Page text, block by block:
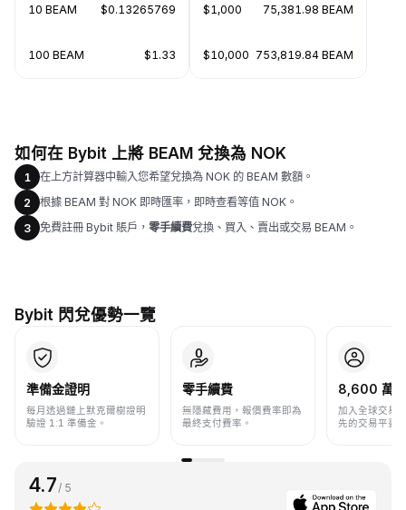
10 BEAM $0.13265769
100 BEAM $1.33
$1,000 75,381.98 BEAM
$10,000 753,819.84 BEAM
如何在 Bybit 上將 BEAM 兌換為 NOK
1
在上方計算器中輸入您希望兌換為 NOK 的 BEAM 數額。
2
根據 BEAM 對 NOK 即時匯率，即時查看等值 NOK。
3
免費註冊 Bybit 賬戶， 零手續費兌換、買入、賣出或交易 BEAM。
Bybit 閃兌優勢一覽
準備金證明
每月透過鏈上默克爾樹證明
驗證 1:1 準備金。
零手續費
無隱藏費用，報價費率即為
最終支付費率。
8,600 萬+
加入全球交易
先的交易平臺
4.7/ 5